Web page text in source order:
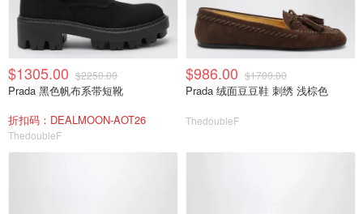
$1305.00 $2250.00
Prada 黑色帆布系带短靴
折扣码：DEALMOON-AOT26
ThedoubleF
$986.00 $1700.00
Prada 绒面豆豆鞋 刺绣 浅棕色
ThedoubleF